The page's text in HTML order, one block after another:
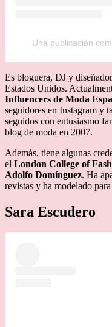
Una publicación
Es bloguera, DJ y
Estados Unidos.
Influencers de Moda
seguidores en Instagram y
seguidos con entusiasmo
blog de moda en 2007.
Además, tiene algunas
el London College of
Adolfo Domínguez. Ha
revistas y ha modelado
Sara Escudero